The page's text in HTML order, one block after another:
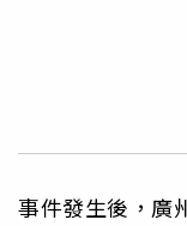
事件發生後，廣